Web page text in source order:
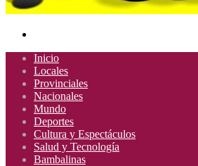
Inicio
Locales
Provinciales
Nacionales
Mundo
Deportes
Cultura y Espectáculos
Salud y Tecnología
Bambalinas